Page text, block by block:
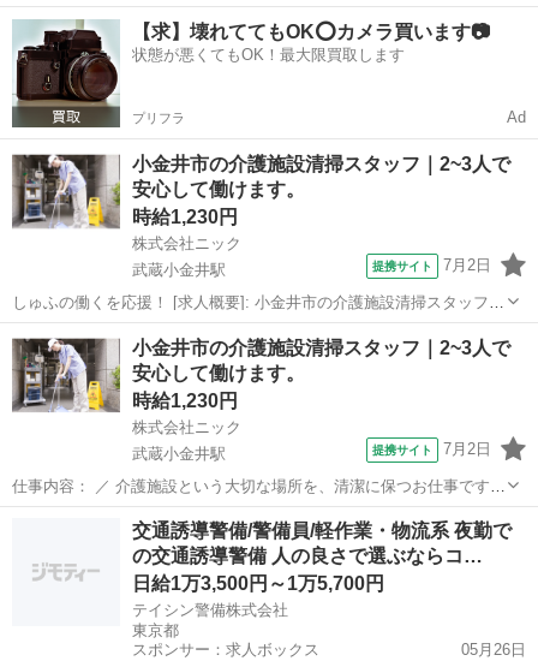
やご家族、介護スタッフの方々が 安心して過ごせる環境を支える——
それが、私たちの施設清掃のお仕事です。 日々の清掃が、 「いつもき
れいで助かります」 そ...
東京 小金井市 武蔵小金井駅 その他
【求】壊れててもOK⭕️カメラ買います📷
状態が悪くてもOK！最大限買取します
プリフラ Ad
小金井市の介護施設清掃スタッフ｜2~3人で
安心して働けます。
時給1,230円
株式会社ニック
武蔵小金井駅
提携サイト 7月2日
しゅふの働くを応援！ [求人概要]: 小金井市の介護施設清掃スタッフ｜
2~3人で安心して働けます。 [職種名]: 介護施設内の日常清掃スタッフ
[勤務地・最寄駅]: 東京都小金井市前原町５丁目3-24 武蔵小金井駅、
府...
東京 小金井市 武蔵小金井駅 清掃
小金井市の介護施設清掃スタッフ｜2~3人で
安心して働けます。
時給1,230円
株式会社ニック
武蔵小金井駅
提携サイト 7月2日
仕事内容： ／ 介護施設という大切な場所を、清潔に保つお仕事です
＼ 利用者様やご家族、介護スタッフの方々が 安心して過ごせる環境を
支える—— それが、私たちの施設清掃のお仕事です。 日々の清掃が、
「いつもきれいで助か...
小金井市 武蔵小金井駅 清掃
交通誘導警備/警備員/軽作業・物流系 夜勤で
の交通誘導警備 人の良さで選ぶならコ…
日給1万3,500円～1万5,700円
テイシン警備株式会社
東京都
スポンサー：求人ボックス
05月26日